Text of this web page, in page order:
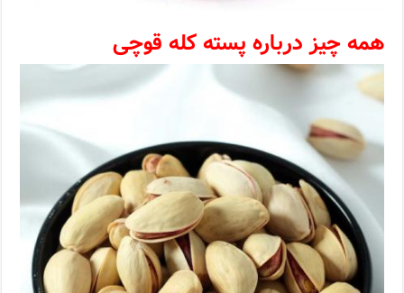
همه چیز درباره پسته کله قوچی